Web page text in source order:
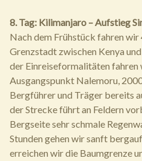
8. Tag: Kilimanjaro – Aufstieg
Nach dem Frühstück fahren
Grenzstadt zwischen Kenya
der Einreiseformalitäten fahren
Ausgangspunkt Nalemoru,
Bergführer und Träger bereits
der Strecke führt an Feldern
Bergseite sehr schmale
Stunden gehen wir sanft
erreichen wir die Baumgrenze